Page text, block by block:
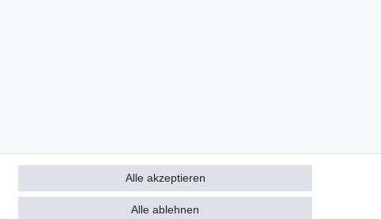
Alle akzeptieren
Alle ablehnen